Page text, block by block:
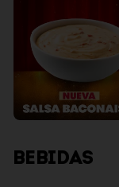
BEBIDAS